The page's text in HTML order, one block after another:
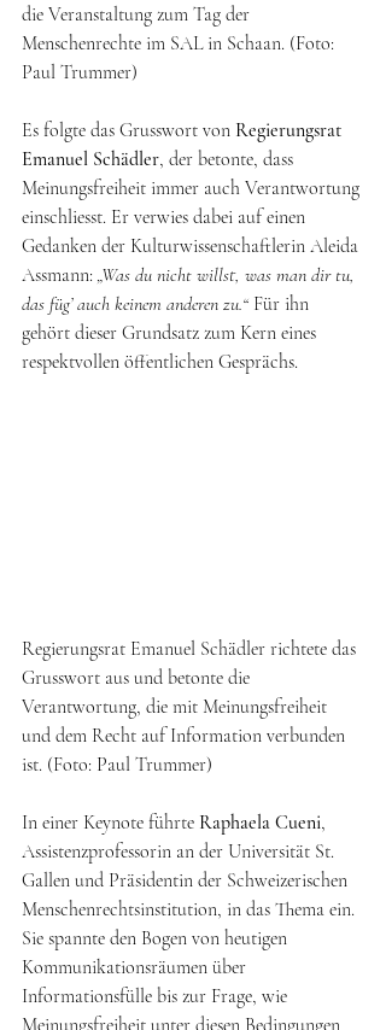
die Veranstaltung zum Tag der
Menschenrechte im SAL in Schaan. (Foto:
Paul Trummer)
Es folgte das Grusswort von Regierungsrat
Emanuel Schädler, der betonte, dass
Meinungsfreiheit immer auch Verantwortung
einschliesst. Er verwies dabei auf einen
Gedanken der Kulturwissenschaftlerin Aleida
Assmann: „Was du nicht willst, was man dir tu,
das füg’ auch keinem anderen zu.“ Für ihn
gehört dieser Grundsatz zum Kern eines
respektvollen öffentlichen Gesprächs.
Regierungsrat Emanuel Schädler richtete das
Grusswort aus und betonte die
Verantwortung, die mit Meinungsfreiheit
und dem Recht auf Information verbunden
ist. (Foto: Paul Trummer)
In einer Keynote führte Raphaela Cueni,
Assistenzprofessorin an der Universität St.
Gallen und Präsidentin der Schweizerischen
Menschenrechtsinstitution, in das Thema ein.
Sie spannte den Bogen von heutigen
Kommunikationsräumen über
Informationsfülle bis zur Frage, wie
Meinungsfreiheit unter diesen Bedingungen